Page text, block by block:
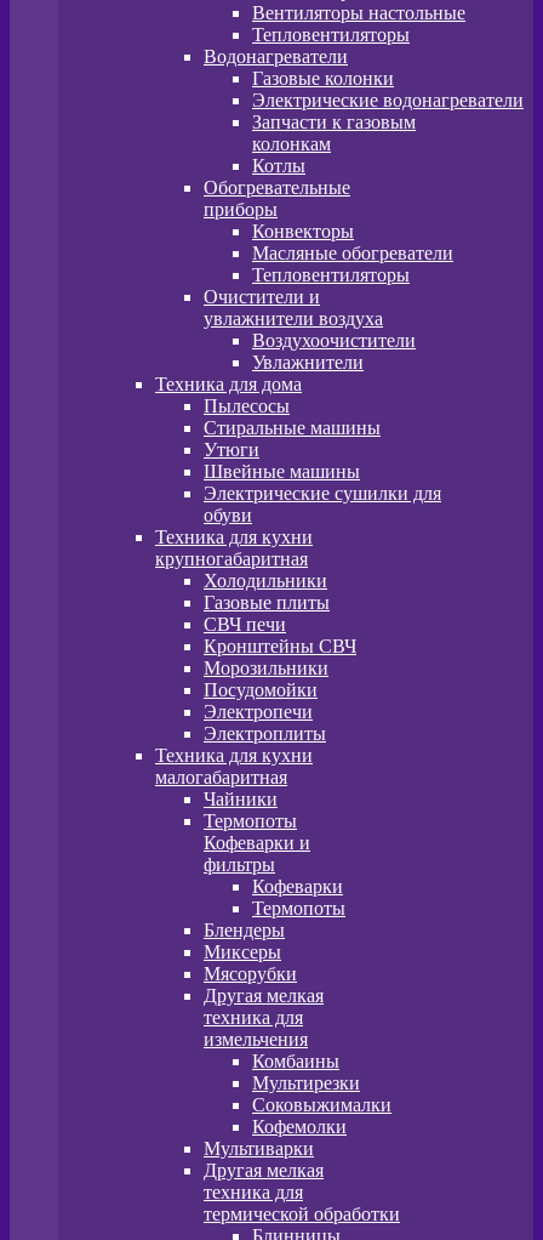
Вентиляторы настольные
Тепловентиляторы
Водонагреватели
Газовые колонки
Электрические водонагреватели
Запчасти к газовым
колонкам
Котлы
Обогревательные
приборы
Конвекторы
Масляные обогреватели
Тепловентиляторы
Очистители и
увлажнители воздуха
Воздухоочистители
Увлажнители
Техника для дома
Пылесосы
Стиральные машины
Утюги
Швейные машины
Электрические сушилки для
обуви
Техника для кухни
крупногабаритная
Холодильники
Газовые плиты
СВЧ печи
Кронштейны СВЧ
Морозильники
Посудомойки
Электропечи
Электроплиты
Техника для кухни
малогабаритная
Чайники
Термопоты
Кофеварки и
фильтры
Кофеварки
Термопоты
Блендеры
Миксеры
Мясорубки
Другая мелкая
техника для
измельчения
Комбаины
Мультирезки
Соковыжималки
Кофемолки
Мультиварки
Другая мелкая
техника для
термической обработки
Блинницы